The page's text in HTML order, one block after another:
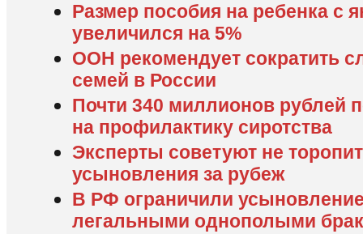
Размер пособия на ребенка с
увеличился на 5%
ООН рекомендует сократить
семей в России
Почти 340 миллионов рублей
на профилактику сиротства
Эксперты советуют не
усыновления за рубеж
В РФ ограничили
легальными однополыми